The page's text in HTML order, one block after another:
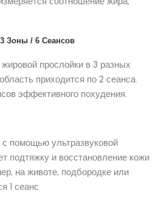
Зоны / 6 Сеансов
прослойки в 3 разных
приходится по 2 сеанса.
эффективного похудения.
с помощью ультразвуковой
подтяжку и восстановление кожи
на животе, подбородке или
1 сеанс